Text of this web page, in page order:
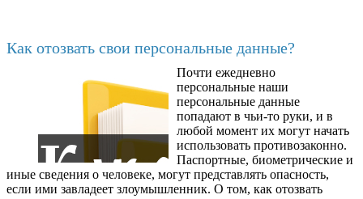
Как отозвать свои персональные данные?
Почти ежедневно
персональные наши
персональные данные
попадают в чьи-то руки, и в
любой момент их могут начать
использовать противозаконно.
Паспортные, биометрические и
иные сведения о человеке, могут представлять опасность,
если ими завладеет злоумышленник. О том, как отозвать